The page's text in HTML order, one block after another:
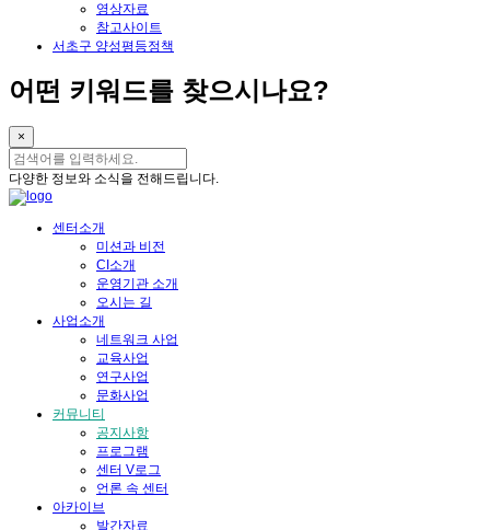
영상자료
참고사이트
서초구 양성평등정책
어떤 키워드를 찾으시나요?
×
다양한 정보와 소식을 전해드립니다.
센터소개
미션과 비전
CI소개
운영기관 소개
오시는 길
사업소개
네트워크 사업
교육사업
연구사업
문화사업
커뮤니티
공지사항
프로그램
센터 V로그
언론 속 센터
아카이브
발간자료